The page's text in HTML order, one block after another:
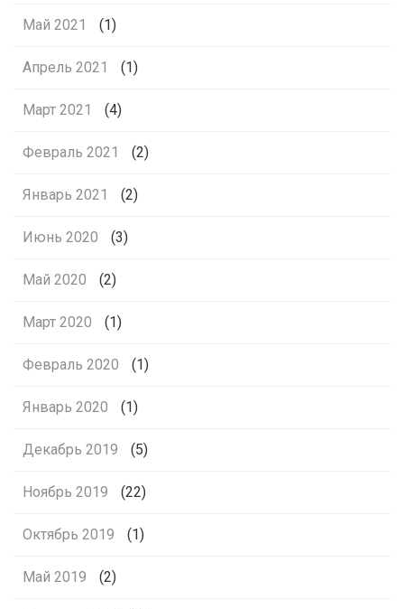
Май 2021 (1)
Апрель 2021 (1)
Март 2021 (4)
Февраль 2021 (2)
Январь 2021 (2)
Июнь 2020 (3)
Май 2020 (2)
Март 2020 (1)
Февраль 2020 (1)
Январь 2020 (1)
Декабрь 2019 (5)
Ноябрь 2019 (22)
Октябрь 2019 (1)
Май 2019 (2)